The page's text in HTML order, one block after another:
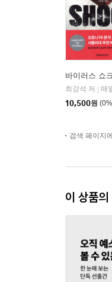
바이러스 쇼
최강석 저
매일
10,500원
검색 페이지
이 상품의